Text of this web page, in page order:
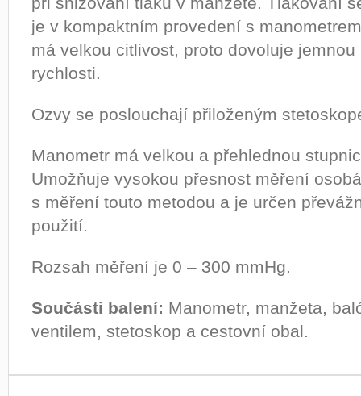
je v kompaktním provedení s
má velkou citlivost, proto dovoluje
rychlosti.
Ozvy se poslouchají přiloženým
Manometr má velkou a přehlednou
Umožňuje vysokou přesnost měření
s měření touto metodou a je určen
použití.
Rozsah měření je 0 – 300 mmHg.
Součásti balení: Manometr, manžeta,
ventilem, stetoskop a cestovní obal.